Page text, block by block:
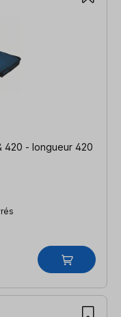
420 - longueur 420